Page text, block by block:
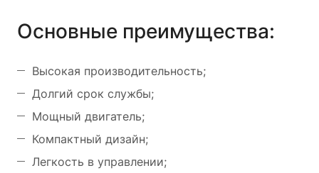
Основные преимущества:
Высокая производительность;
Долгий срок службы;
Мощный двигатель;
Компактный дизайн;
Легкость в управлении;